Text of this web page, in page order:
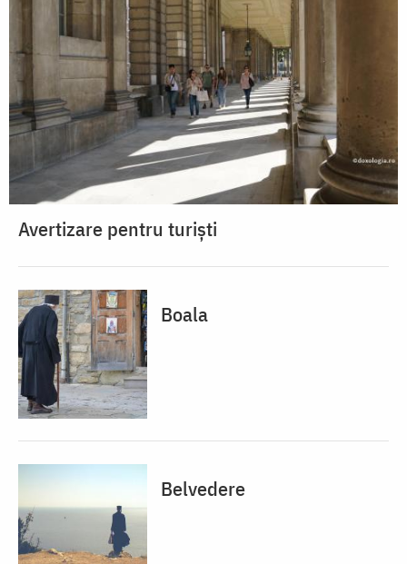
Avertizare pentru turiști
Boala
Belvedere